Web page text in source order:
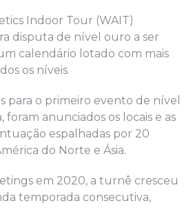
Indoor Tour (WAIT)
disputa de nível ouro a ser
calendário lotado com mais
os níveis.
para o primeiro evento de nível
anunciados os locais e as
espalhadas por 20
do Norte e Ásia.
em 2020, a turnê cresceu
temporada consecutiva,